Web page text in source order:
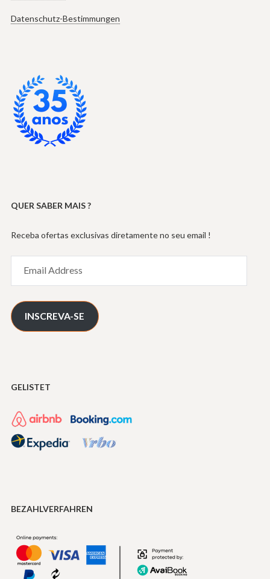
Datenschutz-Bestimmungen
QUER SABER MAIS ?
Receba ofertas exclusivas diretamente no seu email !
Address
INSCREVA-SE
GELISTET
BEZAHLVERFAHREN